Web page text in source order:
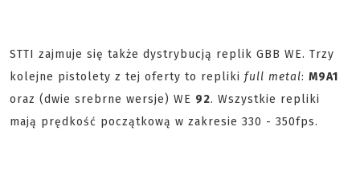
STTI zajmuje się także dystrybucją replik GBB WE. Trzy
kolejne pistolety z tej oferty to repliki full metal: M9A1
oraz (dwie srebrne wersje) WE 92. Wszystkie repliki
mają prędkość początkową w zakresie 330 - 350fps.